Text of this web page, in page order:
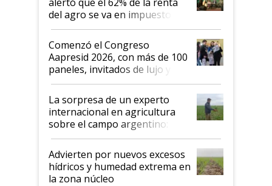
del agro se va en impuestos:
"No es bueno que en
Argentina se sigan discutiendo
las mismas cosas de hace 50
años"
Comenzó el Congreso
Aapresid 2026, con más de 100
paneles, invitados de lujo y
todas las tendencias
La sorpresa de un experto
internacional en agricultura
sobre el campo argentino:
"Estoy muy impresionado"
Advierten por nuevos excesos
hídricos y humedad extrema en
la zona núcleo